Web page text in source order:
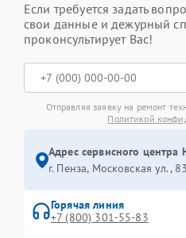
Если требуется задать
свои данные и дежурный
проконсультирует Вас!
Отправляя заявку на ремонт
Политикой
Адрес сервисного центра
г. Пенза, Московская ул., 83
Горячая линия
+7 (800) 301-55-83